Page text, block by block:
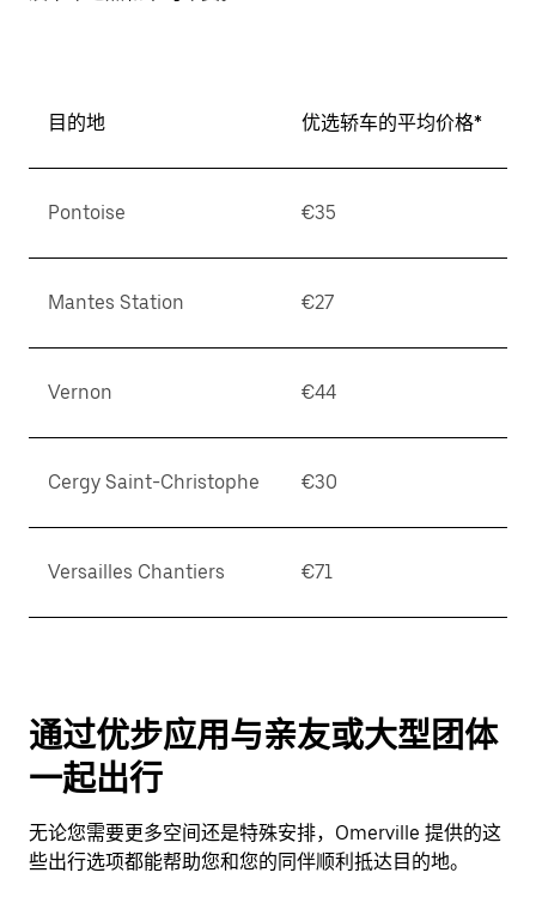
目的地 优选轿车的平均价格*
Pontoise €35
Mantes Station €27
Vernon €44
Cergy Saint-Christophe €30
Versailles Chantiers €71
通过优步应用与亲友或大型团体
一起出行
无论您需要更多空间还是特殊安排，Omerville 提供的这
些出行选项都能帮助您和您的同伴顺利抵达目的地。